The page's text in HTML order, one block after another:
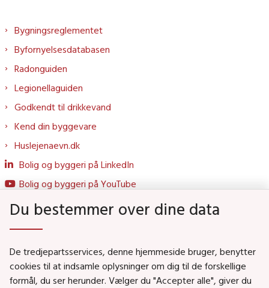
Bygningsreglementet
Byfornyelsesdatabasen
Radonguiden
Legionellaguiden
Godkendt til drikkevand
Kend din byggevare
Huslejenaevn.dk
Bolig og byggeri på LinkedIn
Bolig og byggeri på YouTube
Social- og Boligministeriet
Job i Social- og Boligstyrelsen
Du bestemmer over dine data
De tredjepartsservices, denne hjemmeside bruger, benytter
cookies til at indsamle oplysninger om dig til de forskellige
formål, du ser herunder. Vælger du "Accepter alle", giver du